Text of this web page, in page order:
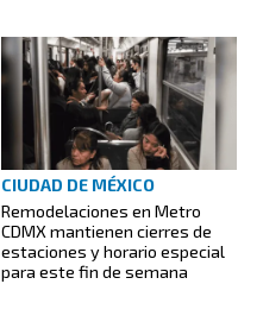
CIUDAD DE MÉXICO
Remodelaciones en Metro
CDMX mantienen cierres de
estaciones y horario especial
para este fin de semana